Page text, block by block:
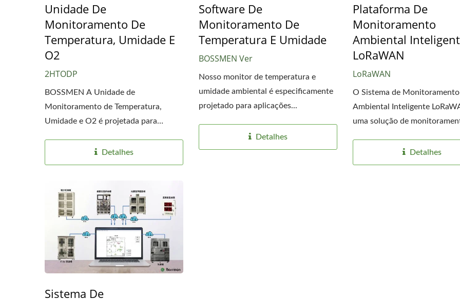
Unidade De
Monitoramento De
Temperatura, Umidade E
O2
2HTODP
BOSSMEN A Unidade de
Monitoramento de Temperatura,
Umidade e O2 é projetada para
Detalhes
Software De
Monitoramento De
Temperatura E Umidade
BOSSMEN Ver
Nosso monitor de temperatura e
umidade ambiental é especificamente
projetado para aplicações...
Detalhes
Plataforma De
Monitoramento
Ambiental
LoRaWAN
LoRaWAN
O Sistema de Monitoramento
Ambiental Inteligente
uma solução de
Detalhes
Sistema De